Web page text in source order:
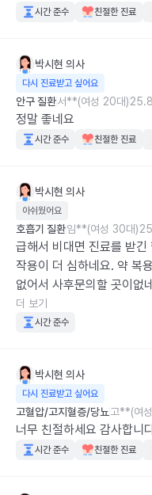
시간 준수 친절한 진료
박시현 의사
다시 진료받고 싶어요
안구 질환서**(여성 20대)
정말 좋네요
시간 준수 친절한 진료
박시현 의사
아쉬웠어요
호흡기 질환임**(여성 30대)
급해서 비대면 진료를 받
작용이 더 심하네요. 약 복
없어서 사후문의할 곳이없
세지도 안보시구요. 그래서
았습니다. 다시는 비대면
아니라고 뜨네요. 플랫폼차
더 보기
시간 준수
박시현 의사
다시 진료받고 싶어요
고혈압/고지혈증/당뇨고**(여
너무 친절하세요 감사합니
시간 준수 친절한 진료